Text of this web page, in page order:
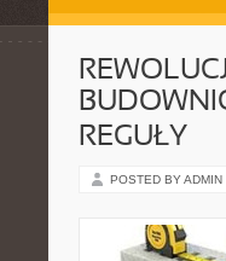
REGUŁY
POSTED BY ADMIN